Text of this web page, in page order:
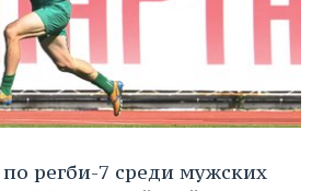
регби-7 среди мужских